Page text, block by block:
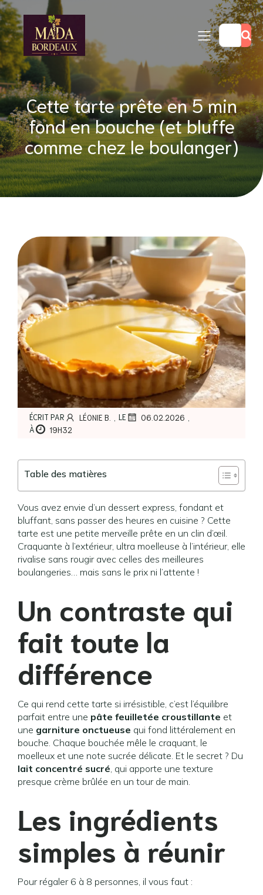
Cette tarte prête en 5 min
fond en bouche (et bluffe
comme chez le boulanger)
ÉCRIT PAR LÉONIE B. , LE 06.02.2026 ,
À 19H32
Table des matières
Vous avez envie d’un dessert express, fondant et
bluffant, sans passer des heures en cuisine ? Cette
tarte est une petite merveille prête en un clin d’œil.
Craquante à l’extérieur, ultra moelleuse à l’intérieur, elle
rivalise sans rougir avec celles des meilleures
boulangeries… mais sans le prix ni l’attente !
Un contraste qui
fait toute la
différence
Ce qui rend cette tarte si irrésistible, c’est l’équilibre
parfait entre une pâte feuilletée croustillante et
une garniture onctueuse qui fond littéralement en
bouche. Chaque bouchée mêle le craquant, le
moelleux et une note sucrée délicate. Et le secret ? Du
lait concentré sucré, qui apporte une texture
presque crème brûlée en un tour de main.
Les ingrédients
simples à réunir
Pour régaler 6 à 8 personnes, il vous faut :